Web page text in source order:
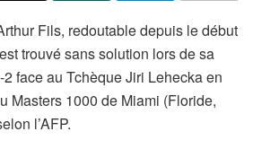
Fils, redoutable depuis le début
trouvé sans solution lors de sa
face au Tchèque Jiri Lehecka en
Masters 1000 de Miami (Floride,
l’AFP.